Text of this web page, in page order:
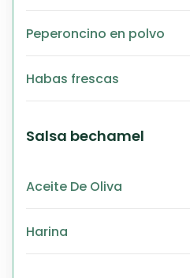
Peperoncino en polvo
Habas frescas
Salsa bechamel
Aceite De Oliva
Harina